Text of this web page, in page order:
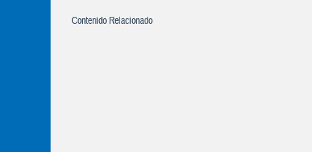
Contenido Relacionado